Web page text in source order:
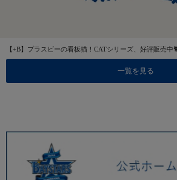
【+B】プラスビーの看板猫！CATシリーズ、好評販売中
一覧を見る